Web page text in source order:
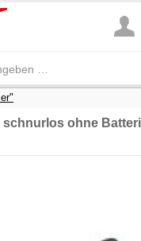
schnurlos ohne